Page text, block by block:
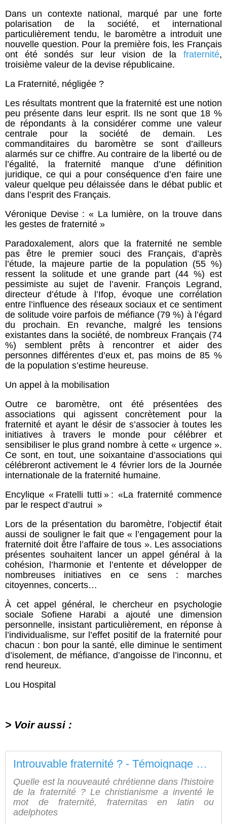
Dans un contexte national, marqué par une forte
polarisation de la société, et international
particulièrement tendu, le baromètre a introduit une
nouvelle question. Pour la première fois, les Français
ont été sondés sur leur vision de la fraternité,
troisième valeur de la devise républicaine.
La Fraternité, négligée ?
Les résultats montrent que la fraternité est une notion
peu présente dans leur esprit. Ils ne sont que 18 %
de répondants à la considérer comme une valeur
centrale pour la société de demain. Les
commanditaires du baromètre se sont d’ailleurs
alarmés sur ce chiffre. Au contraire de la liberté ou de
l’égalité, la fraternité manque d’une définition
juridique, ce qui a pour conséquence d’en faire une
valeur quelque peu délaissée dans le débat public et
dans l’esprit des Français.
Véronique Devise : « La lumière, on la trouve dans
les gestes de fraternité »
Paradoxalement, alors que la fraternité ne semble
pas être le premier souci des Français, d’après
l’étude, la majeure partie de la population (55 %)
ressent la solitude et une grande part (44 %) est
pessimiste au sujet de l’avenir. François Legrand,
directeur d’étude à l’Ifop, évoque une corrélation
entre l’influence des réseaux sociaux et ce sentiment
de solitude voire parfois de méfiance (79 %) à l’égard
du prochain. En revanche, malgré les tensions
existantes dans la société, de nombreux Français (74
%) semblent prêts à rencontrer et aider des
personnes différentes d’eux et, pas moins de 85 %
de la population s’estime heureuse.
Un appel à la mobilisation
Outre ce baromètre, ont été présentées des
associations qui agissent concrètement pour la
fraternité et ayant le désir de s’associer à toutes les
initiatives à travers le monde pour célébrer et
sensibiliser le plus grand nombre à cette « urgence ».
Ce sont, en tout, une soixantaine d’associations qui
célébreront activement le 4 février lors de la Journée
internationale de la fraternité humaine.
Encylique « Fratelli tutti » : «La fraternité commence
par le respect d’autrui »
Lors de la présentation du baromètre, l’objectif était
aussi de souligner le fait que « l’engagement pour la
fraternité doit être l’affaire de tous ». Les associations
présentes souhaitent lancer un appel général à la
cohésion, l’harmonie et l’entente et développer de
nombreuses initiatives en ce sens : marches
citoyennes, concerts…
À cet appel général, le chercheur en psychologie
sociale Sofiene Harabi a ajouté une dimension
personnelle, insistant particulièrement, en réponse à
l’individualisme, sur l’effet positif de la fraternité pour
chacun : bon pour la santé, elle diminue le sentiment
d’isolement, de méfiance, d’angoisse de l’inconnu, et
rend heureux.
Lou Hospital
> Voir aussi :
Introuvable fraternité ? - Témoignage Chrétien
Quelle est la nouveauté chrétienne dans l'histoire
de la fraternité ? Le christianisme a inventé le
mot de fraternité, fraternitas en latin ou
adelphotes